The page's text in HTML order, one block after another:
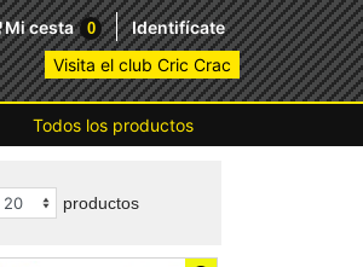
Mi cesta 0
Identifícate
Visita el club Cric Crac
Todos los productos
productos